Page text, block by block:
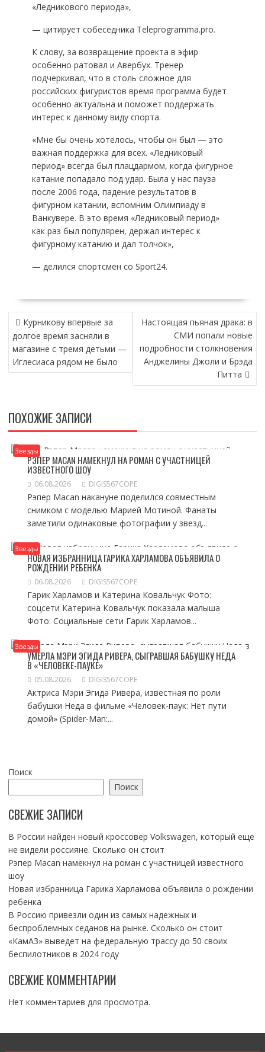
«Ледникового периода»,
— цитирует собеседника Teleprogramma.pro.
К слову, за возвращение проекта в эфир
особенно ратовал и Авербух. Тренер
подчеркивал, что в столь сложное для
российских фигуристов время программа будет
особенно актуальна и поможет поддержать
интерес к данному виду спорта.
«Мне бы очень хотелось, чтобы он был — это
важная поддержка для всех. «Ледниковый
период» всегда был плацдармом, когда фигурное
катание попадало под удар. Была у нас пауза
после 2006 года, падение результатов в
фигурном катании, вспомним Олимпиаду в
Ванкувере. В это время «Ледниковый период»
как раз был популярен, держал интерес к
фигурному катанию и дал толчок»,
— делился спортсмен со Sport24.
НАВИГАЦИЯ
ПО
ЗАПИСЯМ
Курникову впервые за
долгое время засняли в
магазине с тремя детьми —
Иглесиаса рядом не было
Настоящая пьяная драка: в
СМИ попали новые
подробности столкновения
Анджелины Джоли и Брэда
Питта
ПОХОЖИЕ ЗАПИСИ
Звезды
РЭПЕР MACAN НАМЕКНУЛ НА РОМАН С УЧАСТНИЦЕЙ
ИЗВЕСТНОГО ШОУ
06.08.2026 DIGIS567COPE
Рэпер Macan накануне поделился совместным
снимком с моделью Марией Мотиной. Фанаты
заметили одинаковые фотографии у звезд...
Звезды
НОВАЯ ИЗБРАННИЦА ГАРИКА ХАРЛАМОВА ОБЪЯВИЛА О
РОЖДЕНИИ РЕБЕНКА
06.08.2026 DIGIS567COPE
Гарик Харламов и Катерина Ковальчук Фото:
соцсети Катерина Ковальчук показала малыша
Фото: Социальные сети Гарик Харламов...
Звезды
УМЕРЛА МЭРИ ЭГИДА РИВЕРА, СЫГРАВШАЯ БАБУШКУ НЕДА
В «ЧЕЛОВЕКЕ-ПАУКЕ»
05.08.2026 DIGIS567COPE
Актриса Мэри Эгида Ривера, известная по роли
бабушки Неда в фильме «Человек-паук: Нет пути
домой» (Spider-Man:...
Поиск
Поиск
СВЕЖИЕ ЗАПИСИ
В России найден новый кроссовер Volkswagen, который еще
не видели россияне. Сколько он стоит
Рэпер Macan намекнул на роман с участницей известного
шоу
Новая избранница Гарика Харламова объявила о рождении
ребенка
В Россию привезли один из самых надежных и
беспроблемных седанов на рынке. Сколько он стоит
«КамАЗ» выведет на федеральную трассу до 50 своих
беспилотников в 2024 году
СВЕЖИЕ КОММЕНТАРИИ
Нет комментариев для просмотра.